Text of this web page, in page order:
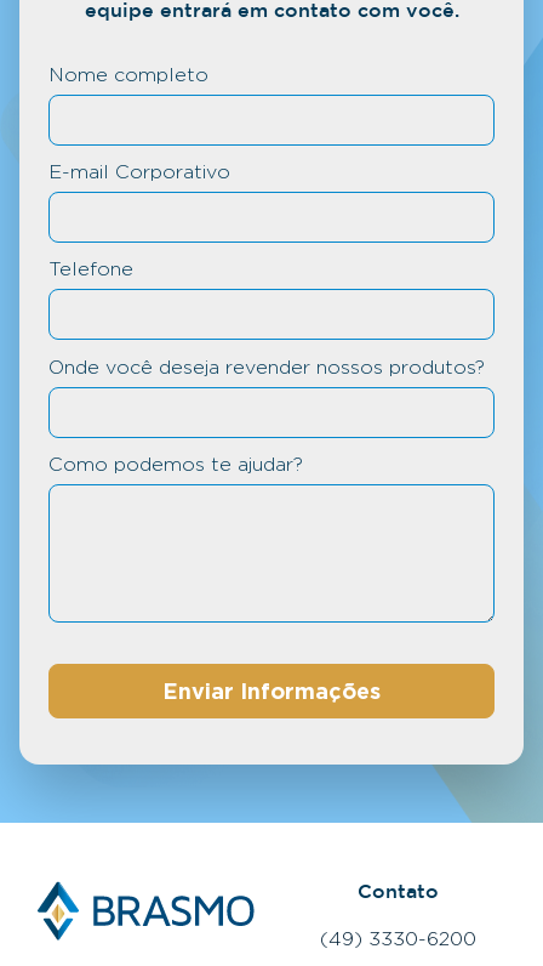
equipe entrará em contato com você.
Nome completo
E-mail Corporativo
Telefone
Onde você deseja revender nossos produtos?
Como podemos te ajudar?
Contato
(49) 3330-6200